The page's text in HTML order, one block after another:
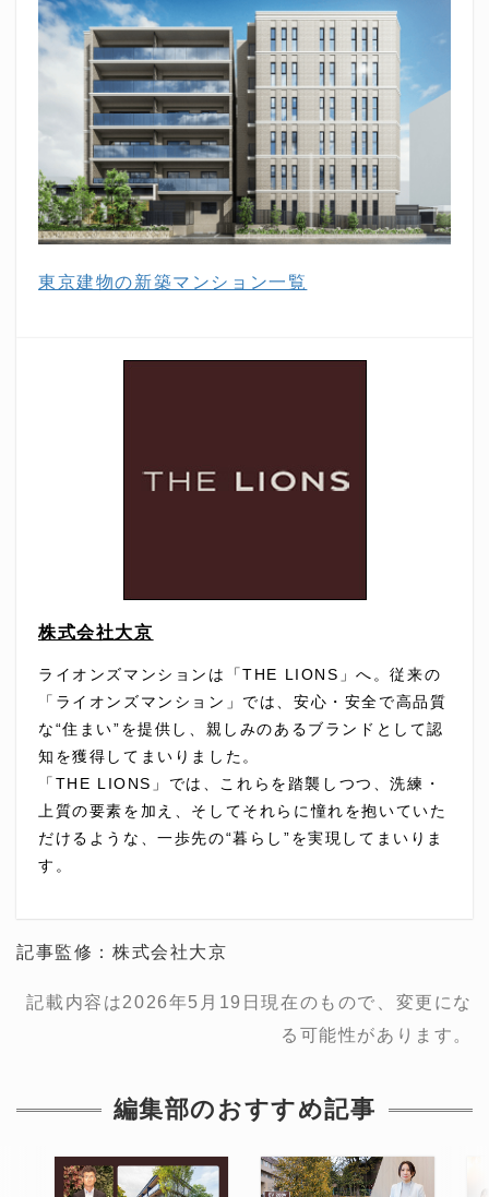
東京建物の新築マンション一覧
株式会社大京
ライオンズマンションは「THE LIONS」へ。従来の
「ライオンズマンション」では、安心・安全で高品質
な“住まい”を提供し、親しみのあるブランドとして認
知を獲得してまいりました。
「THE LIONS」では、これらを踏襲しつつ、洗練・
上質の要素を加え、そしてそれらに憧れを抱いていた
だけるような、一歩先の“暮らし”を実現してまいりま
す。
記事監修：株式会社大京
記載内容は2026年5月19日現在のもので、変更にな
る可能性があります。
編集部のおすすめ記事